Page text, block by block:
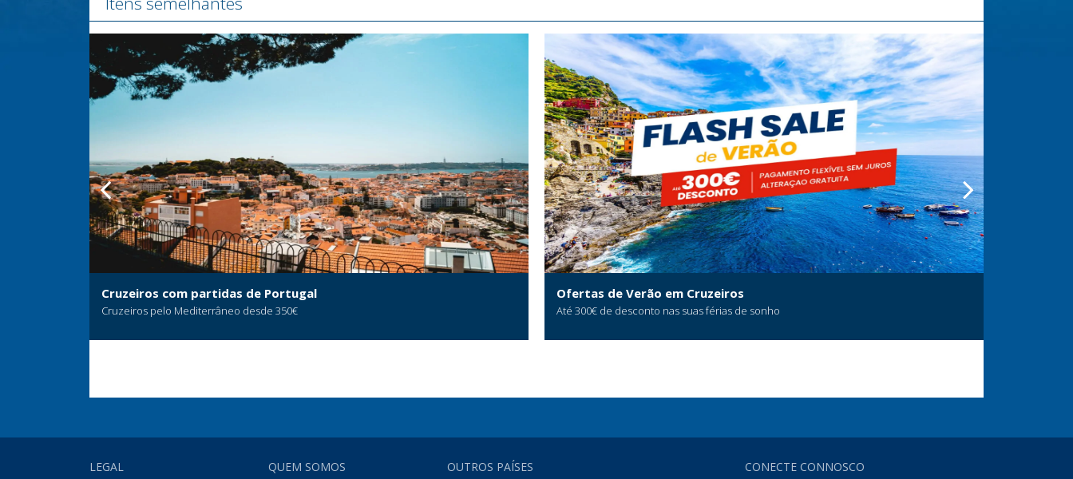
Cruzeiros com partidas de Portugal
Cruzeiros pelo Mediterrâneo desde 350€
Ofertas de Verão em Cruzeiros
Até 300€ de desconto nas suas férias de sonho
LEGAL QUEM SOMOS OUTROS PAÍSES CONECTE CONNOSCO